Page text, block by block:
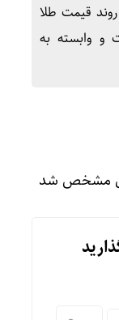
قیمت طلا
و وابسته به